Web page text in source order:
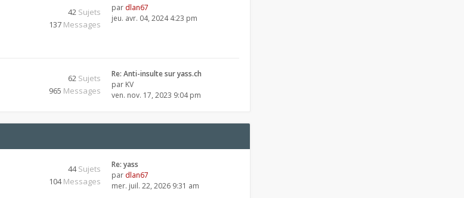
42 Sujets
137 Messages
par dlan67
jeu. avr. 04, 2024 4:23 pm
62 Sujets
965 Messages
Re: Anti-insulte sur yass.ch
par KV
ven. nov. 17, 2023 9:04 pm
44Sujets
104Messages
Re: yass
par dlan67
mer. juil. 22, 2026 9:31 am